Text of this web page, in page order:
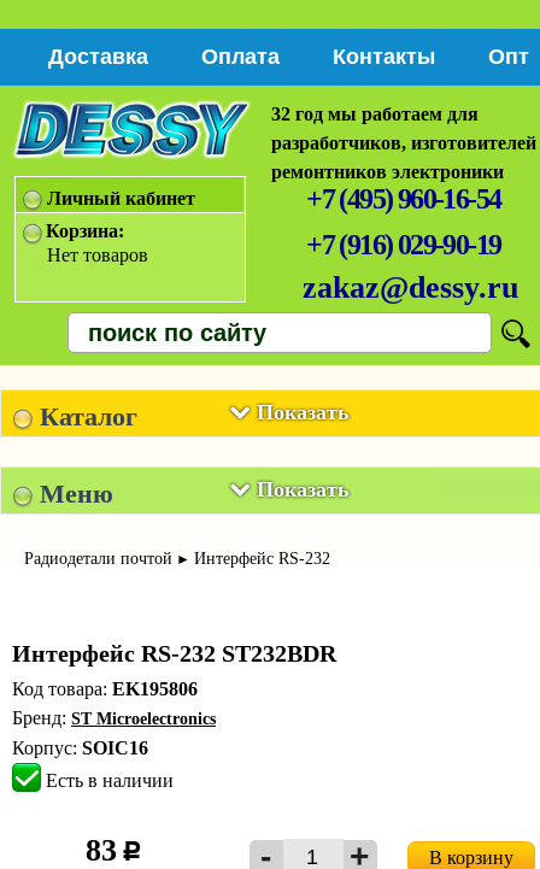
Доставка Оплата Контакты Опт
32 год мы работаем для
разработчиков,
ремонтников электроники
+7 (495) 960-16-54
+7 (916) 029-90-19
zakaz@dessy.ru
Личный кабинет
Корзина:
Нет товаров
Показать
Каталог
Показать
Меню
Радиодетали почтой ► Интерфейс RS-232
Интерфейс RS-232 ST232BDR
Код товара: EK195806
Бренд: ST Microelectronics
Корпус: SOIC16
Есть в наличии
83 c
В корзину